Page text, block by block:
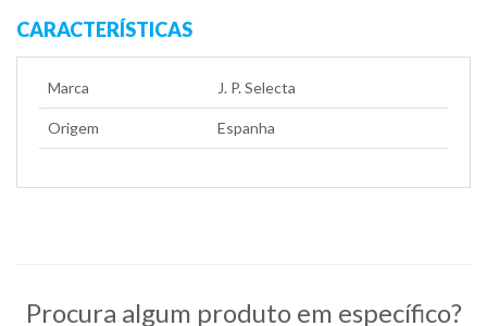
CARACTERÍSTICAS
Marca J. P. Selecta
Origem Espanha
Procura algum produto em específico?